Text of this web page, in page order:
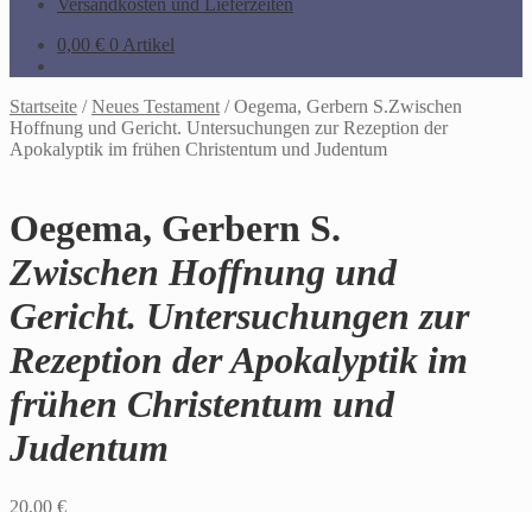
Versandkosten und Lieferzeiten
0,00 € 0 Artikel
Startseite /Neues Testament /Oegema, Gerbern S.Zwischen
Hoffnung und Gericht. Untersuchungen zur Rezeption der
Apokalyptik im frühen Christentum und Judentum
Oegema, Gerbern S.
Zwischen Hoffnung und
Gericht. Untersuchungen zur
Rezeption der Apokalyptik im
frühen Christentum und
Judentum
20,00 €